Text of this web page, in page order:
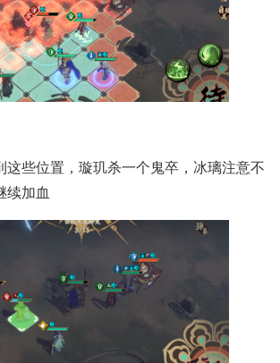
这些位置，璇玑杀一个鬼卒，冰璃注意不
续加血